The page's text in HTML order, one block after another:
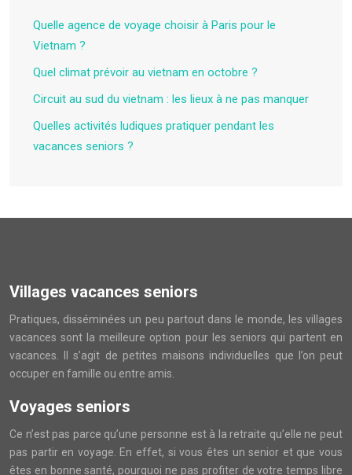
Quelle agence de voyage choisir à Paris pour le
Vietnam ?
Quel climat prévoir au vietnam en octobre ?
Circuit au sud du vietnam : les lieux à ne pas manquer
Quelles activités ludiques pratiquer pendant les
vacances seniors ?
Villages vacances seniors
Pratiques, disséminées un peu partout dans le monde, les villages
vacances sont la meilleure option pour les seniors qui partent en
vacances. Il s’agit de petites maisons individuelles que l’on peut
occuper en famille ou entre amis.
Voyages seniors
Ce n’est pas parce qu’une personne est à la retraite qu’elle ne peut
pas partir en voyage. En effet, si vous êtes un senior et que vous
êtes en bonne santé, pourquoi ne pas profiter de votre temps libre